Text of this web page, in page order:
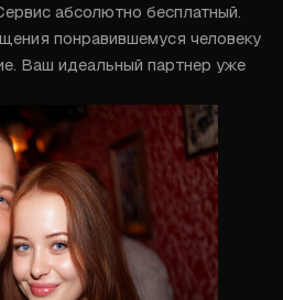
абсолютно бесплатный.
понравившемуся человеку
Ваш идеальный партнер уже